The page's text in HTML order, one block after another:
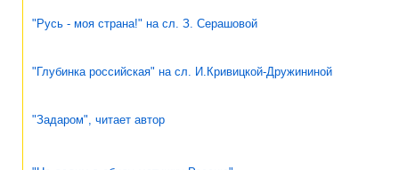
"Русь - моя страна!" на сл. З. Серашовой
"Глубинка российская" на сл. И.Кривицкой-Дружининой
"Задаром", читает автор